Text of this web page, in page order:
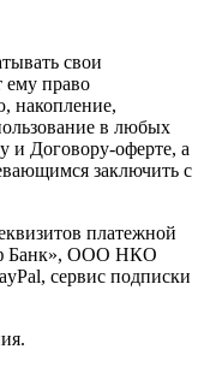
свои
ему право
накопление,
в любых
и Договору-оферте, а
заключить с
платежной
Банк», ООО НКО
сервис подписки